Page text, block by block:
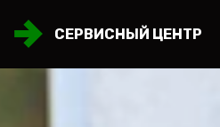
СЕРВИСНЫЙ ЦЕНТР